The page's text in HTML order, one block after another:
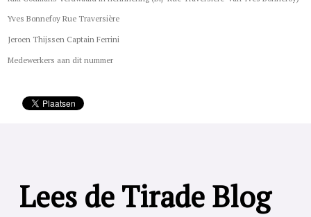
Yves Bonnefoy Rue Traversière
Jeroen Thijssen Captain Ferrini
Medewerkers aan dit nummer
Lees de Tirade Blog